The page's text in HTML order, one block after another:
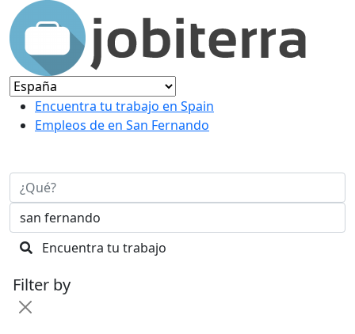
Encuentra tu trabajo en Spain
Empleos de en San Fernando
Encuentra tu trabajo
Filter by